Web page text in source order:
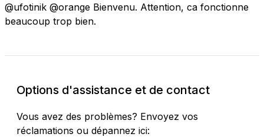
@ufotinik @orange Bienvenu. Attention, ca fonctionne
beaucoup trop bien.
Options d'assistance et de contact
Vous avez des problèmes? Envoyez vos
réclamations ou dépannez ici: